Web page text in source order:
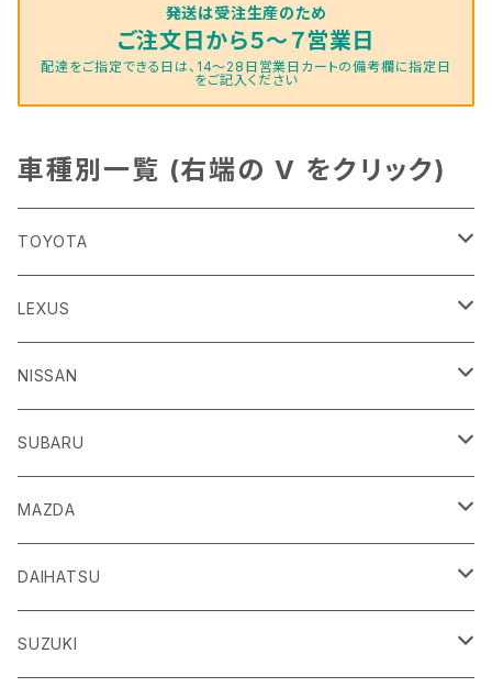
発送は受注生産のため
ご注文日から５～７営業日
配達をご指定できる日は、14～28日営業日カートの備考欄に指定日
をご記入ください
車種別一覧 (右端の V をクリック)
TOYOTA
86
H24/4～R3/8 ZN6
GR86
R3/10～ ZN8
ｂＢ
H17/12～H28/8 20系
ｂZ４X
R4/5~ XEAM10/11/15・YEAM15
Ｃ-ＨＲ
H28/12~ 10/50系
ＦＪクルーザー
LEXUS
ＣＴ
H23/1～R4/11
ＥＳ
H30/10～
ＧＳ
H24/1～R2/7
ＨＳ
H21/7～H30/3
ＩＳ
NISSAN
ＡＤ
H18/12～ Y12
ＧＴ－Ｒ
H19/12～ R35
ＮＴ１００クリッパートラック
H25/12～ DR16T
ＮV１００クリッパーバン/リオ
SUBARU
ＢＲＺ
H24/3～R3/8 ZC6
R3/8～ ZD8
ＷＲＸ Ｓ４/ＳＴＩ
H26/8～R3/3 VA系
ＸＶ/ＸＶハイブリット
MAZDA
ＣＸ－３
H27/2～ DK系
ＣＸ－５
DAIHATSU
アトレー
SUZUKI